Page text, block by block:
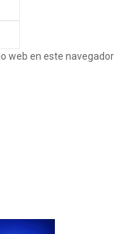
web en este navegador